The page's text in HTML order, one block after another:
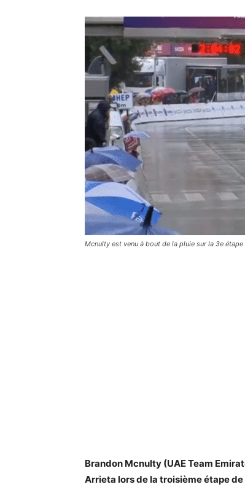
Mcnulty est venu à bout de la pluie sur la 3e étape
Brandon Mcnulty (UAE Team
Arrieta lors de la troisième étape de